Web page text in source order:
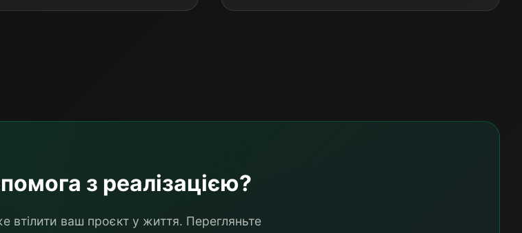
з реалізацією?
ваш проєкт у життя. Перегляньте